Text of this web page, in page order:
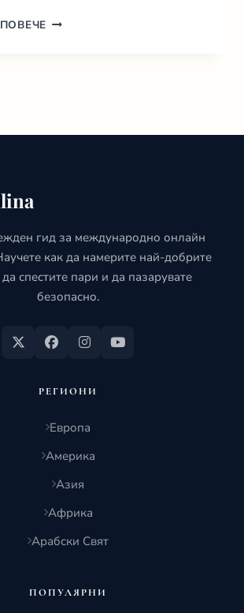
РЪКОВОДСТВО
РАЗМЕРИ
гид за международно онлайн
как да намерите най-добрите
спестите пари и да пазарувате
безопасно.
РЕГИОНИ
Европа
Америка
Азия
Африка
Арабски Свят
ПОПУЛЯРНИ